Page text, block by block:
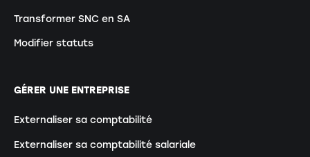
Transformer SNC en SA
Modifier statuts
GÉRER UNE ENTREPRISE
Externaliser sa comptabilité
Externaliser sa comptabilité salariale